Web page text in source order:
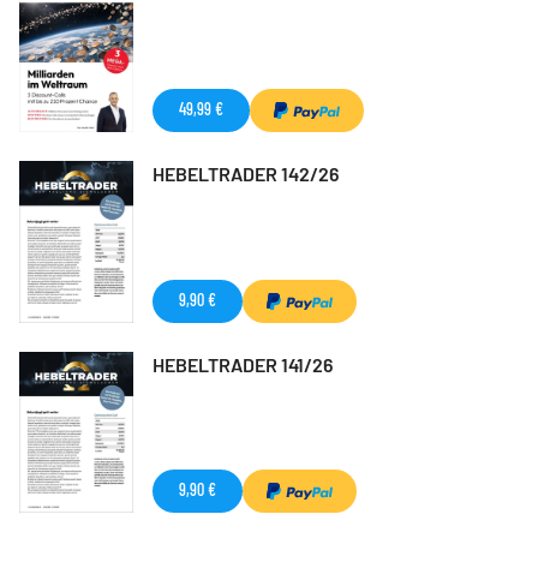
49,99 €
HEBELTRADER 142/26
9,90 €
HEBELTRADER 141/26
9,90 €